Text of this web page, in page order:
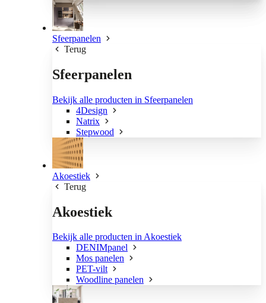
Sfeerpanelen
Terug
Sfeerpanelen
Bekijk alle producten in Sfeerpanelen
4Design
Natrix
Stepwood
Akoestiek
Terug
Akoestiek
Bekijk alle producten in Akoestiek
DENIMpanel
Mos panelen
PET-vilt
Woodline panelen